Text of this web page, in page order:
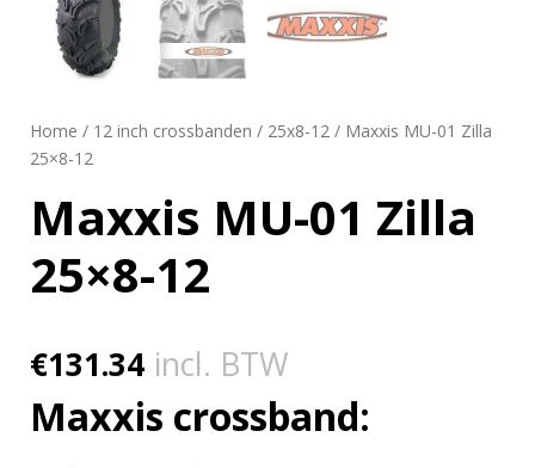
Home / 12 inch crossbanden / 25x8-12 / Maxxis MU-01 Zilla
25×8-12
Maxxis MU-01 Zilla
25×8-12
€131.34 incl. BTW
Maxxis crossband: